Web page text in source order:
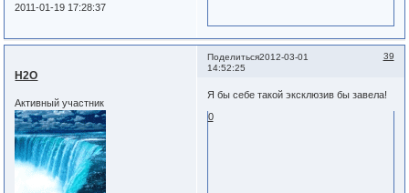
2011-01-19 17:28:37
Поделиться 39
2012-03-01
14:52:25
Н2О
Активный участник
Я бы себе такой эксклюзив бы завела!
0